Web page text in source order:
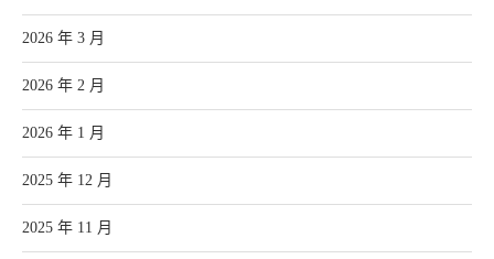
2026 年 3 月
2026 年 2 月
2026 年 1 月
2025 年 12 月
2025 年 11 月